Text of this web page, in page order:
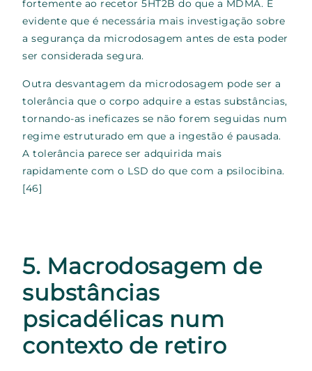
fortemente ao recetor 5HT2B do que a MDMA. É
evidente que é necessária mais investigação sobre
a segurança da microdosagem antes de esta poder
ser considerada segura.
Outra desvantagem da microdosagem pode ser a
tolerância que o corpo adquire a estas substâncias,
tornando-as ineficazes se não forem seguidas num
regime estruturado em que a ingestão é pausada.
A tolerância parece ser adquirida mais
rapidamente com o LSD do que com a psilocibina.
[46]
5. Macrodosagem de
substâncias
psicadélicas num
contexto de retiro